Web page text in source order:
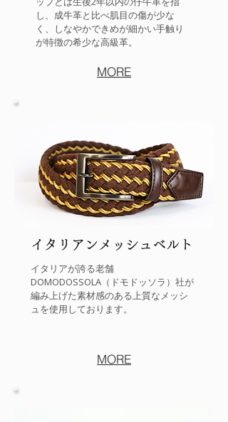
し、成牛革と比べ肌目の傷が少な
く、しなやかできめが細かい手触り
が特徴の希少な高級革。
MORE
イタリアンメッシュベルト
イタリアが誇る老舗
DOMODOSSOLA（ドモドッソラ）社が
編み上げた素材感のある上質なメッシ
ュを使用しております。
MORE